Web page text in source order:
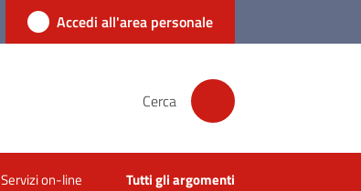
Accedi all'area personale
Cerca
Servizi on-line Tutti gli argomenti